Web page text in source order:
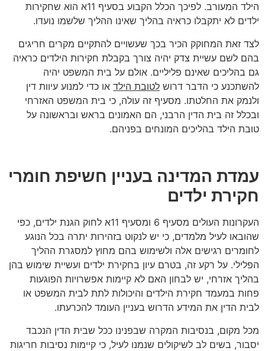
הילד המעורב. לפיכך הכלל הקבוע בסעיף 11א הוא שחקירות
ילדים לא יתקבלו כראיה בהליך שאינו ההליך שלשמו נועדו.
לצד זאת המחוקק הכיר בכך שעשויים להתקיים מקרים חריגים
בהם לשם עשיית צדק יהיה צורך בקבלת חקירות הילדים כראיה
גם בהליכים שאינם פליליים. אולם על בית המשפט יהיה
להשתכנע כי הדבר דרוש לטובת הילד או כדי למנוע עיוות דין
ולנמק את החלטתו. מסעיף זה עולה, כי בית המשפט האזרחי
ובכלל זה בית הדין הרבני, הם האמונים בראש ובראשונה על
טובת הילד בהליכים המונחים בפניהם.
עמדת המדינה בעניין חשיפת חומרי
חקירת ילדים
העקרונות העולים מסעיף 6 ומסעיף 11א לחוק הגנת ילדים, כפי
שהובאו לעיל מלמדים, כי יש לנקוט בזהירות יתרה בכל הנוגע
לחומרים רגישים אלה ולשימוש בהם מחוץ למסגרת ההליך
הפלילי. על רקע זה, בטרם עיון בחקירת ילדים ועשיית שימוש בהן
בהליך אזרחי, יש לבחון האם לא קיימות אפשרויות הפוגעות
פחות במעמד חקירת הילדים והיכולות לתת לבית המשפט או
לבית הדין את המידע הדרוש בעניין העומד להכרעתו.
מכל מקום, בנסיבות המקרה שבפנינו ככל שבית הדין הנכבד
יסבור, בשים לב לשיקולים שנמנו לעיל, כי קיימות נסיבות חריגות